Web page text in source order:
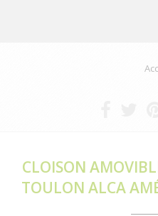
CLOISON
TOULON ALCA